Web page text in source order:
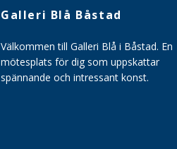
Galleri Blå Båstad
Välkommen till Galleri Blå i Båstad. En
mötesplats för dig som uppskattar
spännande och intressant konst.